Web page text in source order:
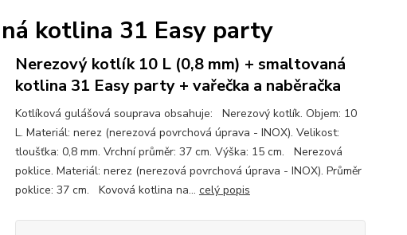
kotlina 31 Easy party
Nerezový kotlík 10 L (0,8 mm) + smaltovaná
kotlina 31 Easy party + vařečka a naběračka
Kotlíková gulášová souprava obsahuje: Nerezový kotlík. Objem: 10
L. Materiál: nerez (nerezová povrchová úprava - INOX). Velikost:
tloušťka: 0,8 mm. Vrchní průměr: 37 cm. Výška: 15 cm. Nerezová
poklice. Materiál: nerez (nerezová povrchová úprava - INOX). Průměr
poklice: 37 cm. Kovová kotlina na... celý popis